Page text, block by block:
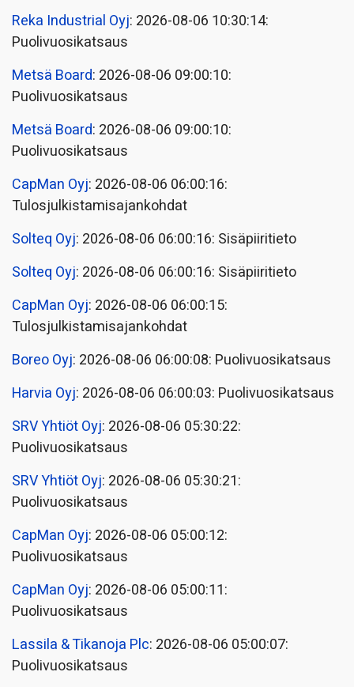
Reka Industrial Oyj: 2026-08-06 10:30:14:
Puolivuosikatsaus
Metsä Board: 2026-08-06 09:00:10:
Puolivuosikatsaus
Metsä Board: 2026-08-06 09:00:10:
Puolivuosikatsaus
CapMan Oyj: 2026-08-06 06:00:16:
Tulosjulkistamisajankohdat
Solteq Oyj: 2026-08-06 06:00:16: Sisäpiiritieto
Solteq Oyj: 2026-08-06 06:00:16: Sisäpiiritieto
CapMan Oyj: 2026-08-06 06:00:15:
Tulosjulkistamisajankohdat
Boreo Oyj: 2026-08-06 06:00:08: Puolivuosikatsaus
Harvia Oyj: 2026-08-06 06:00:03: Puolivuosikatsaus
SRV Yhtiöt Oyj: 2026-08-06 05:30:22:
Puolivuosikatsaus
SRV Yhtiöt Oyj: 2026-08-06 05:30:21:
Puolivuosikatsaus
CapMan Oyj: 2026-08-06 05:00:12:
Puolivuosikatsaus
CapMan Oyj: 2026-08-06 05:00:11:
Puolivuosikatsaus
Lassila & Tikanoja Plc: 2026-08-06 05:00:07:
Puolivuosikatsaus